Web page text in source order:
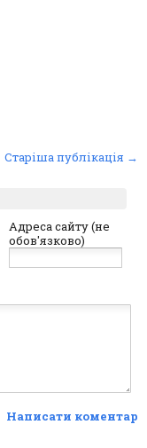
Старіша публікація →
Адреса сайту (не
обов'язково)
Написати коментар